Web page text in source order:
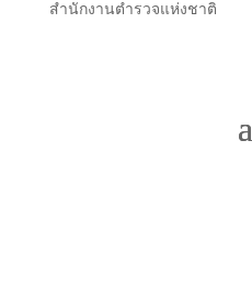
สำนักงานตำรวจแห่งชาติ